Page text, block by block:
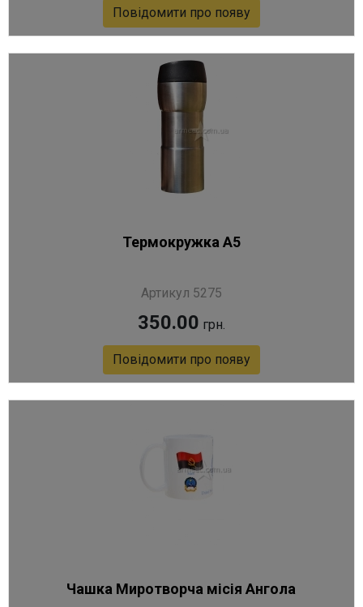
Повідомити про появу
Термокружка A5
Артикул 5275
350.00 грн.
Повідомити про появу
Чашка Миротворча місія Ангола